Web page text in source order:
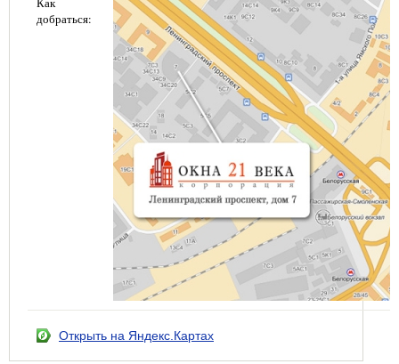
добраться:
Открыть на Яндекс.Картах